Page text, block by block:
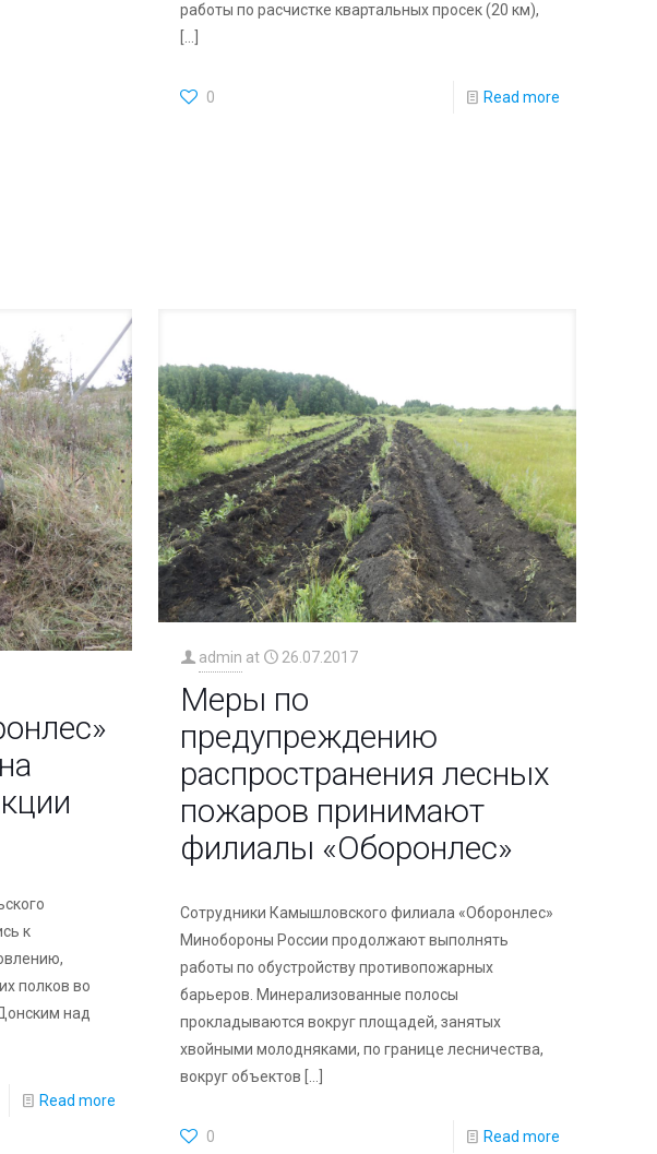
работы по расчистке квартальных просек (20 км),
[…]
0 Read more
к
полков во
над
Read more
admin at 26.07.2017
Меры по
предупреждению
распространения лесных
пожаров принимают
филиалы «Оборонлес»
Сотрудники Камышловского филиала «Оборонлес»
Минобороны России продолжают выполнять
работы по обустройству противопожарных
барьеров. Минерализованные полосы
прокладываются вокруг площадей, занятых
хвойными молодняками, по границе лесничества,
вокруг объектов
0 Read more